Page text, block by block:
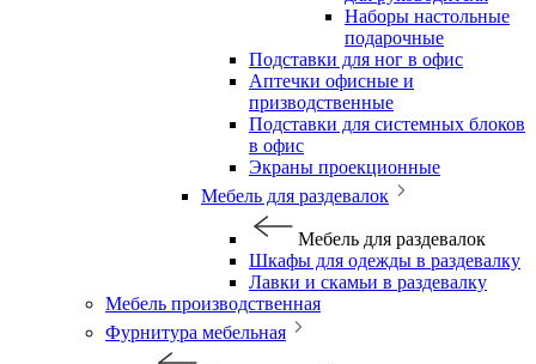
Наборы настольные
подарочные
Подставки для ног в офис
Аптечки офисные и
призводственные
Подставки для системных блоков
в офис
Экраны проекционные
Мебель для раздевалок
Мебель для раздевалок
Шкафы для одежды в раздевалку
Лавки и скамьи в раздевалку
Мебель производственная
Фурнитура мебельная